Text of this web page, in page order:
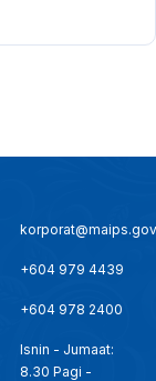
+604 979 4439
+604 978 2400
Isnin - Jumaat:
8.30 Pagi -